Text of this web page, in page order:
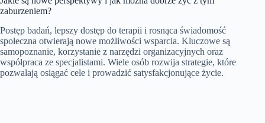
zaburzeniem?
Postęp badań, lepszy dostęp do terapii i rosnąca świadomość
społeczna otwierają nowe możliwości wsparcia. Kluczowe są
samopoznanie, korzystanie z narzędzi organizacyjnych oraz
współpraca ze specjalistami. Wiele osób rozwija strategie, które
pozwalają osiągać cele i prowadzić satysfakcjonujące życie.